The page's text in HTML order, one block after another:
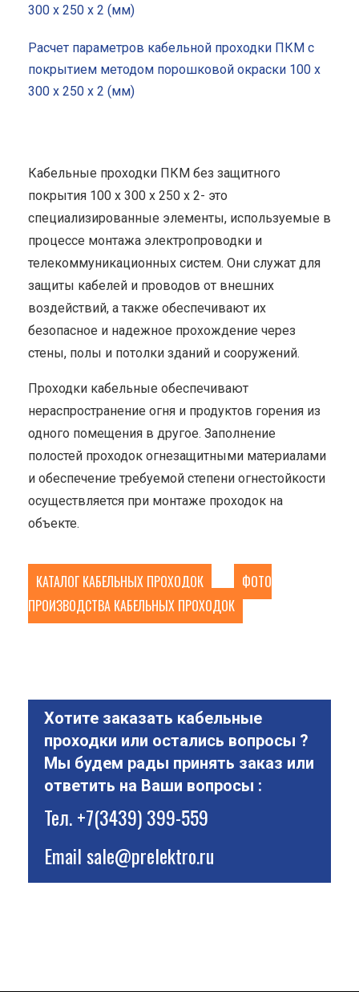
300 x 250 x 2 (мм)
Расчет параметров кабельной проходки ПКМ с
покрытием методом порошковой окраски 100 x
300 x 250 x 2 (мм)
Кабельные проходки ПКМ без защитного
покрытия 100 x 300 x 250 x 2- это
специализированные элементы, используемые в
процессе монтажа электропроводки и
телекоммуникационных систем. Они служат для
защиты кабелей и проводов от внешних
воздействий, а также обеспечивают их
безопасное и надежное прохождение через
стены, полы и потолки зданий и сооружений.
Проходки кабельные обеспечивают
нераспространение огня и продуктов горения из
одного помещения в другое. Заполнение
полостей проходок огнезащитными материалами
и обеспечение требуемой степени огнестойкости
осуществляется при монтаже проходок на
объекте.
КАТАЛОГ КАБЕЛЬНЫХ ПРОХОДОК
ФОТО
ПРОИЗВОДСТВА КАБЕЛЬНЫХ ПРОХОДОК
Хотите заказать кабельные
проходки или остались вопросы ?
Мы будем рады принять заказ или
ответить на Ваши вопросы :
Тел.+7(3439) 399-559
Emailsale@prelektro.ru